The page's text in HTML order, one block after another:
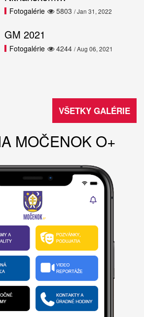
5803
Fotogalérie / Jan 31, 2022
GM 2021
4244
Fotogalérie / Aug 06, 2021
VŠETKY GALÉRIE
MOČENOK O+